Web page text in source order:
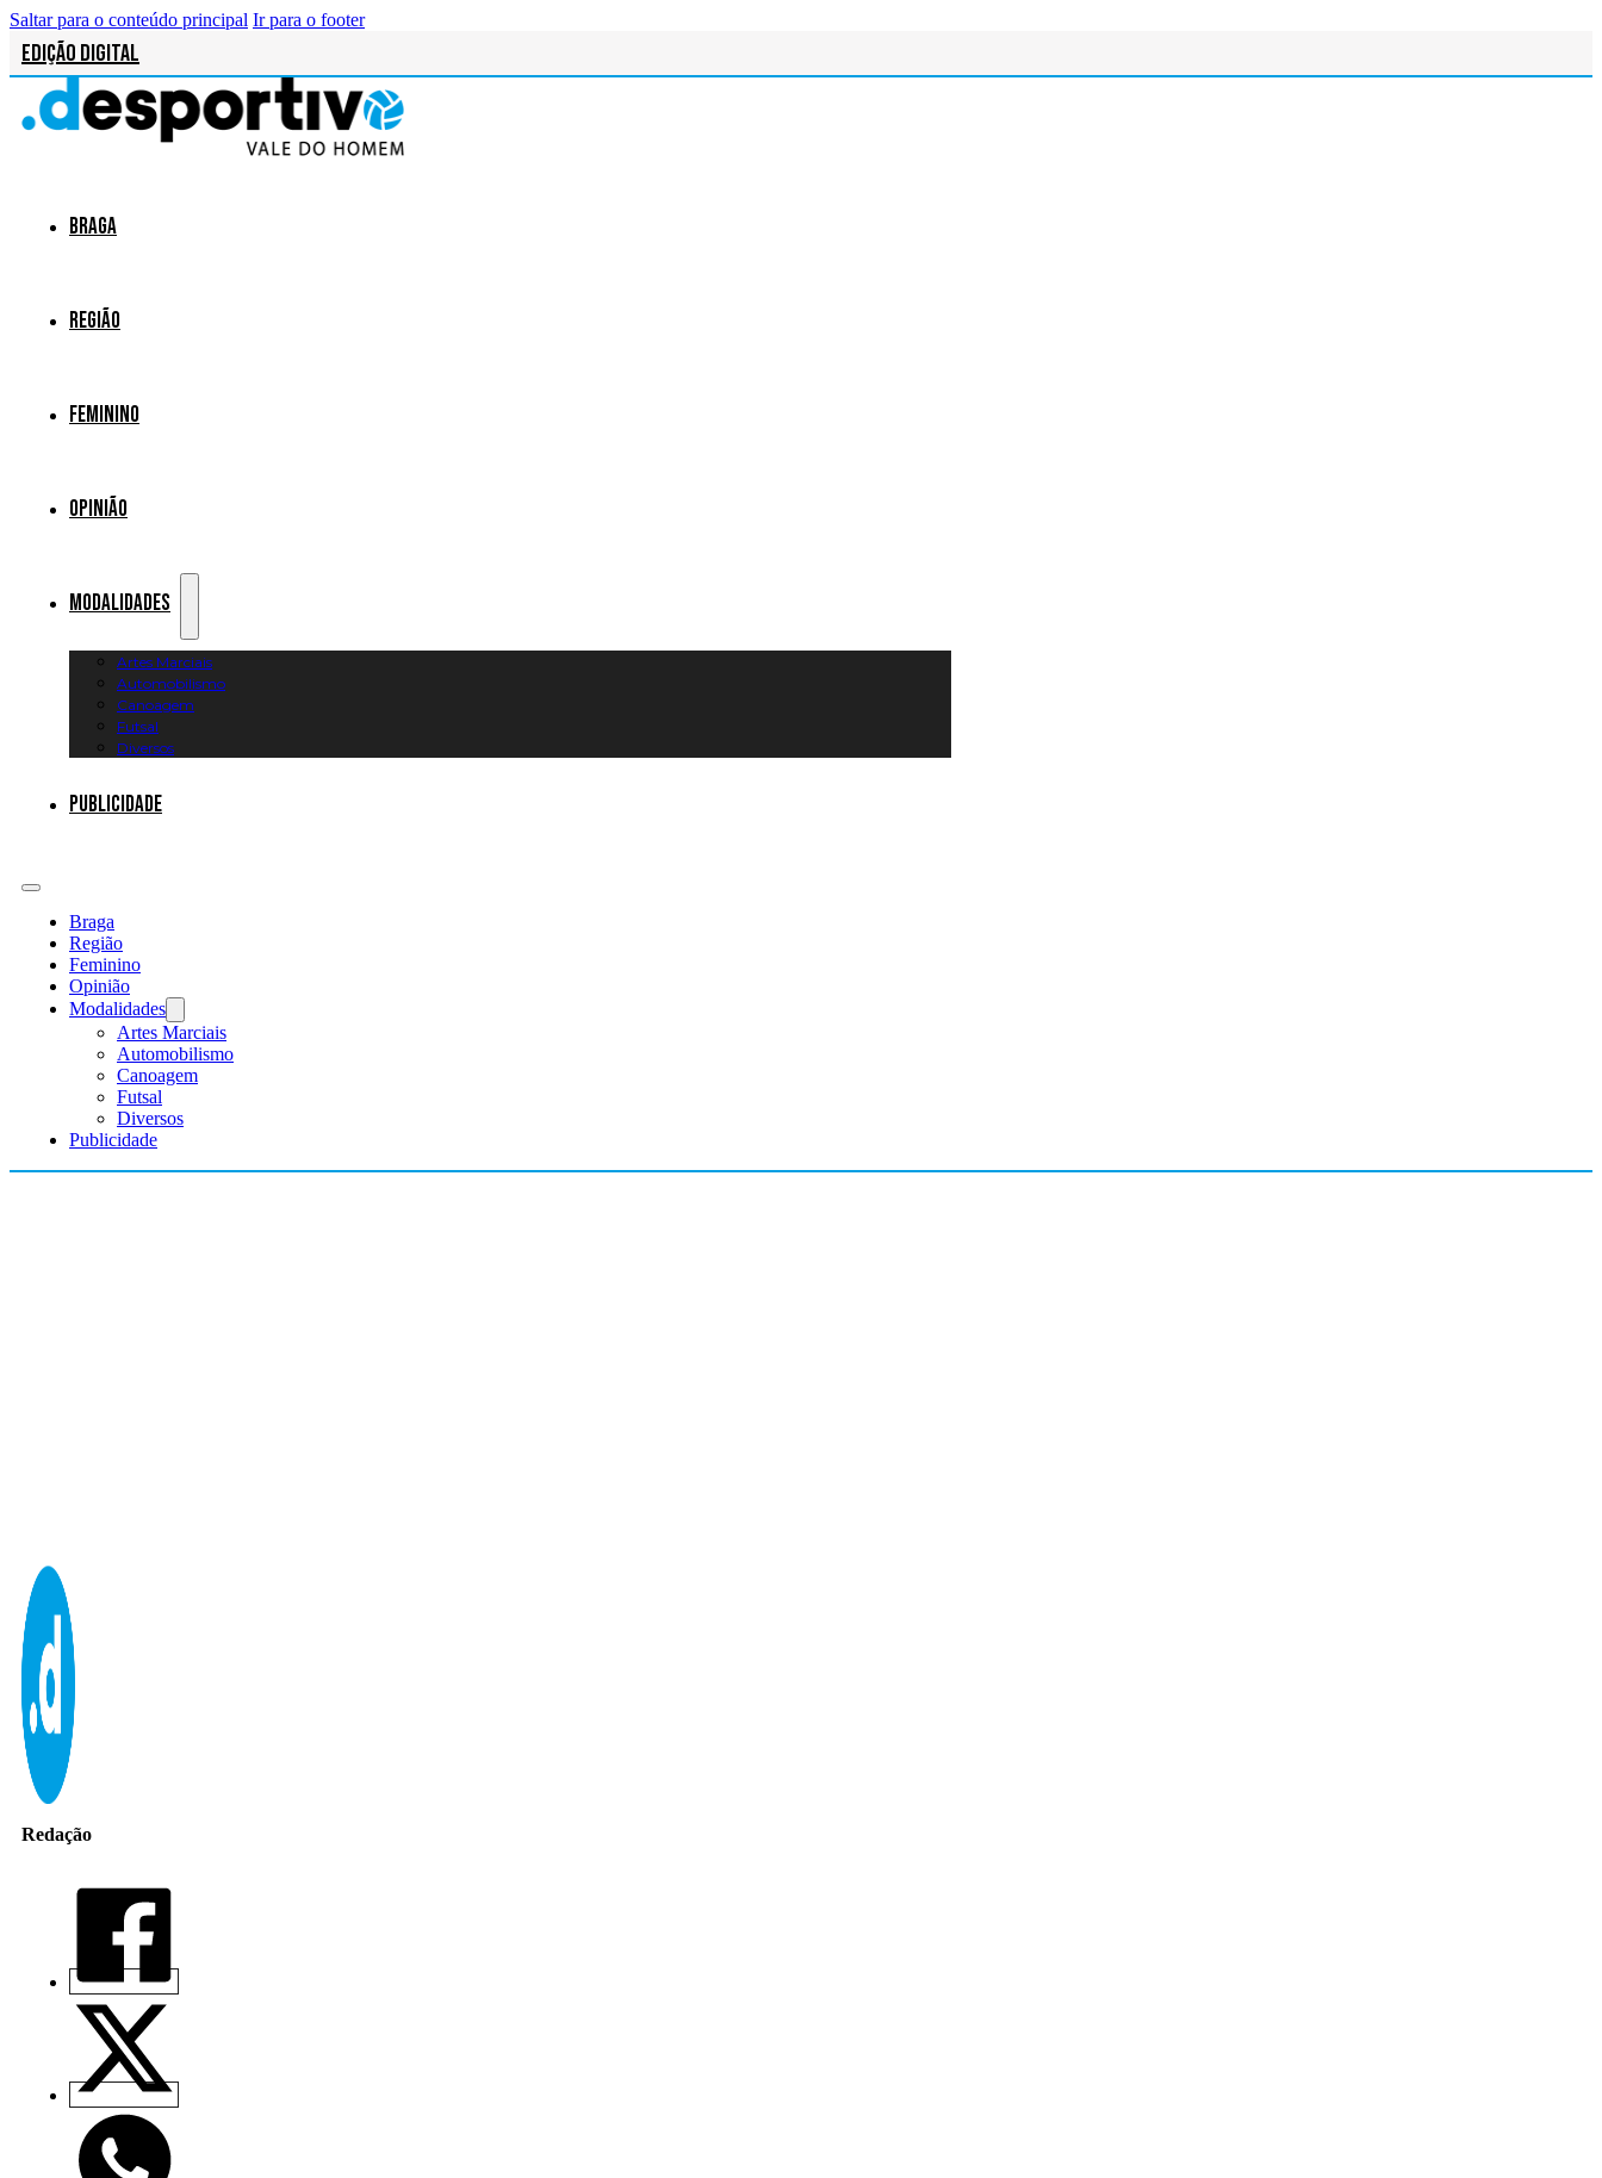
Saltar para o conteúdo principal Ir para o footer
Edição Digital
Braga
Região
Feminino
Opinião
Modalidades
Artes Marciais
Automobilismo
Canoagem
Futsal
Diversos
Publicidade
Braga
Região
Feminino
Opinião
Modalidades
Artes Marciais
Automobilismo
Canoagem
Futsal
Diversos
Publicidade
Redação